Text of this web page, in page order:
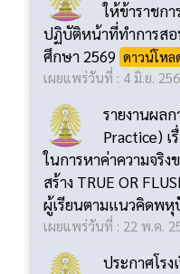
ให้ข้าราชก
ปฏิบัติหน้าที่ทำการสอ
ศึกษา 2569 ดาวน์โหล
เผยแพร่วันที่ : 4 มิ.ย.
รายงานผล
Practice)
ในการหาค่าความจริง
สร้าง TRUE OR
ผู้เรียนตามแนวคิดพ
เผยแพร่วันที่ : 22 พ.ค.
ประกาศโร